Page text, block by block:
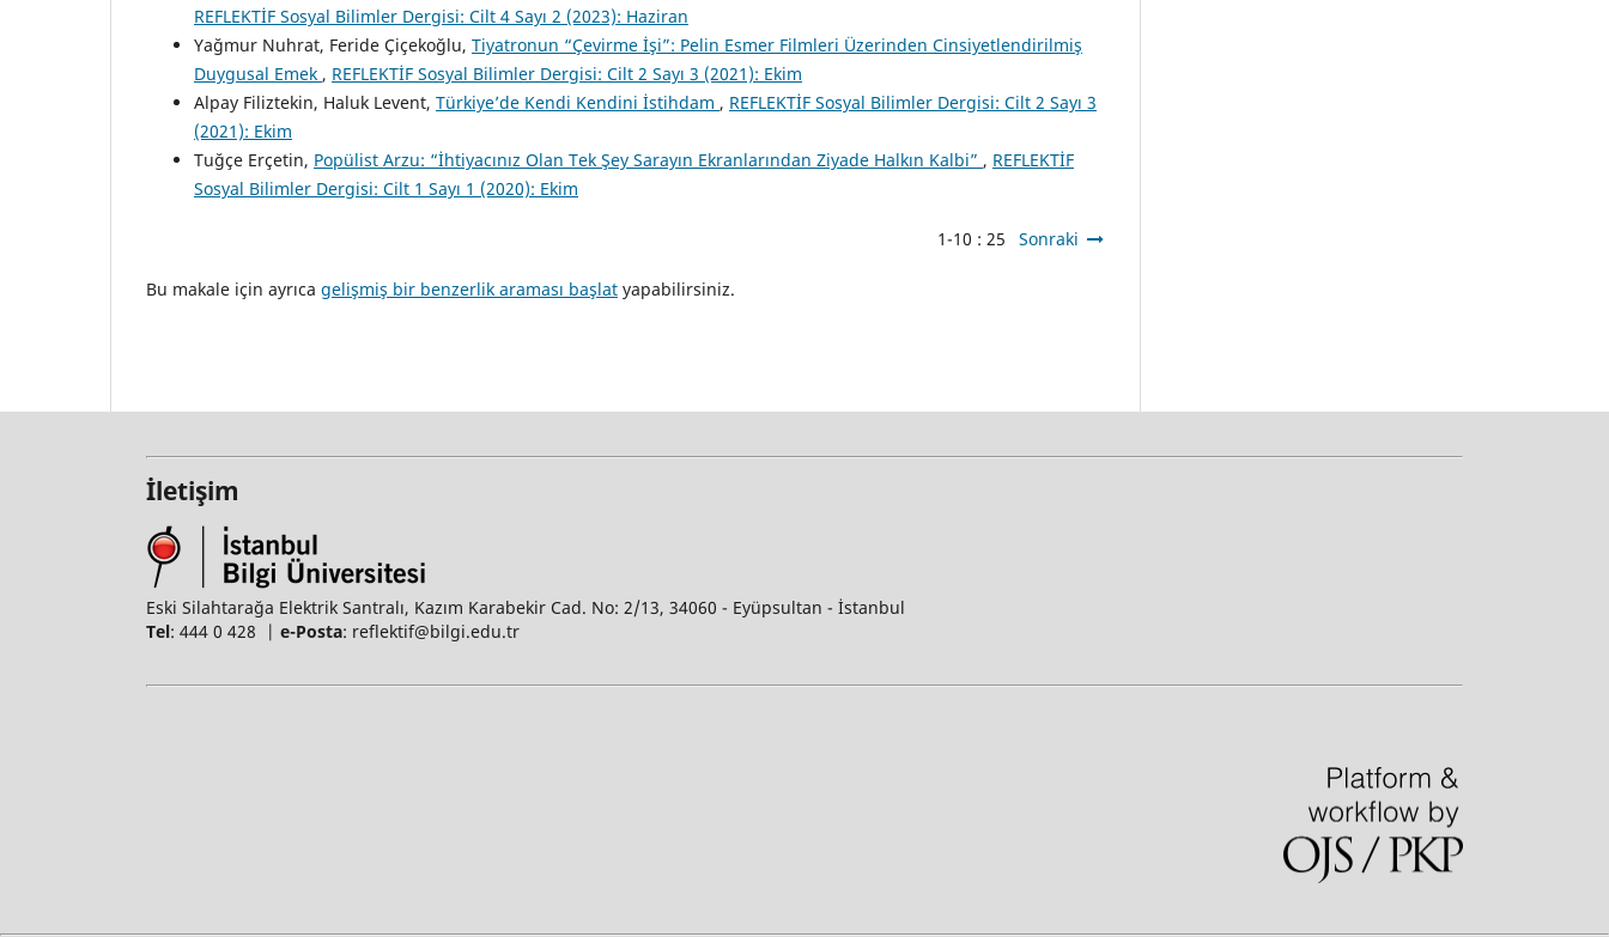
REFLEKTİF Sosyal Bilimler Dergisi: Cilt 4 Sayı 2 (2023): Haziran
Yağmur Nuhrat, Feride Çiçekoğlu, Tiyatronun “Çevirme İşi”: Pelin Esmer Filmleri Üzerinden Cinsiyetlendirilmiş
Duygusal Emek , REFLEKTİF Sosyal Bilimler Dergisi: Cilt 2 Sayı 3 (2021): Ekim
Alpay Filiztekin, Haluk Levent, Türkiye’de Kendi Kendini İstihdam , REFLEKTİF Sosyal Bilimler Dergisi: Cilt 2 Sayı 3
(2021): Ekim
Tuğçe Erçetin, Popülist Arzu: “İhtiyacınız Olan Tek Şey Sarayın Ekranlarından Ziyade Halkın Kalbi” , REFLEKTİF
Sosyal Bilimler Dergisi: Cilt 1 Sayı 1 (2020): Ekim
1-10 : 25 Sonraki
Bu makale için ayrıca gelişmiş bir benzerlik araması başlat yapabilirsiniz.
İletişim
Eski Silahtarağa Elektrik Santralı, Kazım Karabekir Cad. No: 2/13, 34060 - Eyüpsultan - İstanbul
Tel: 444 0 428 | e-Posta: reflektif@bilgi.edu.tr